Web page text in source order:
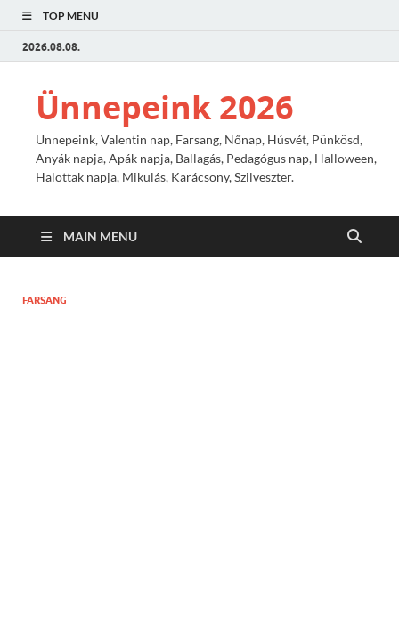
TOP MENU
2026.08.08.
Ünnepeink 2026
Ünnepeink, Valentin nap, Farsang, Nőnap, Húsvét, Pünkösd,
Anyák napja, Apák napja, Ballagás, Pedagógus nap, Halloween,
Halottak napja, Mikulás, Karácsony, Szilveszter.
MAIN MENU
FARSANG